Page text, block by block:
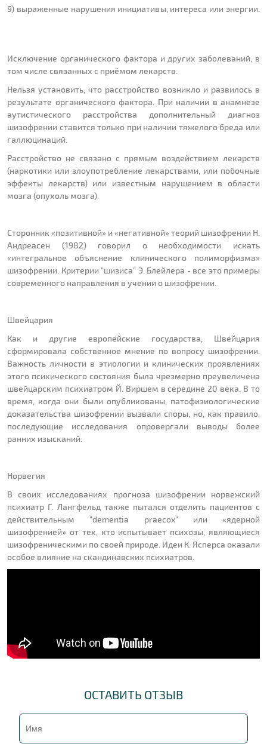
9) выраженные нарушения инициативы, интереса или энергии.
Исключение органического фактора и других заболеваний, в
том числе связанных с приёмом лекарств.
Нельзя установить, что расстройство возникло и развилось в
результате органического фактора. При наличии в анамнезе
аутистического расстройства дополнительный диагноз
шизофрении ставится только при наличии тяжелого бреда или
галлюцинаций.
Расстройство не связано с прямым воздействием лекарств
(наркотики или злоупотребление лекарствами, или побочные
эффекты лекарств) или известным нарушением в области
мозга (опухоль мозга).
Сторонник «позитивной» и «негативной» теорий шизофрении Н.
Андреасен (1982) говорил о необходимости искать
«интегральное объяснение клинического полиморфизма»
шизофрении. Критерии "шизиса" Э. Блейлера - все это примеры
современного направления в учении о шизофрении.
Швейцария
Как и другие европейские государства, Швейцария
сформировала собственное мнение по вопросу шизофрении.
Важность личности в этиологии и клинических проявлениях
этого психического состояния была чрезмерно преувеличена
швейцарским психиатром Й. Виршем в середине 20 века. В то
время, когда они были опубликованы, патофизиологические
доказательства шизофрении вызвали споры, но, как правило,
последующие исследования опровергали выводы более
ранних изысканий.
Норвегия
В своих исследованиях прогноза шизофрении норвежский
психиатр Г. Лангфельд также пытался отделить пациентов с
действительным "dementia praecox" или «ядерной
шизофренией» от тех, кто испытывает психозы, являющиеся
шизофреническими по своей природе. Идеи К. Ясперса оказали
особое влияние на скандинавских психиатров.
ОСТАВИТЬ ОТЗЫВ